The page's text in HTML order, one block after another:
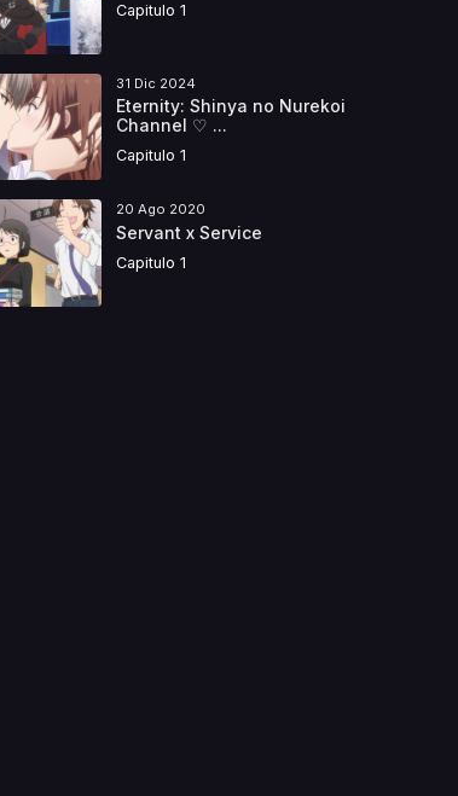
Capitulo 1
31 Dic 2024
Eternity: Shinya no Nurekoi
Channel ♡ ...
Capitulo 1
20 Ago 2020
Servant x Service
Capitulo 1